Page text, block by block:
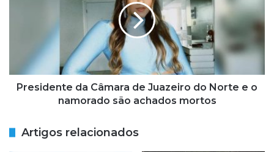
o
namorado
Presidente da Câmara de Juazeiro do Norte e o
namorado são achados mortos
Artigos relacionados